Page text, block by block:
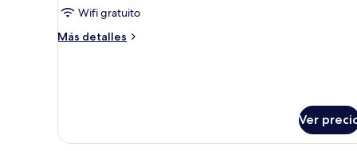
Wifi gratuito
Más detalles
Más
Ver